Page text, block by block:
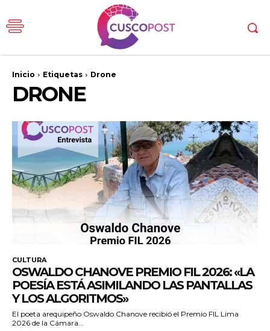
Inicio Etiquetas Drone
DRONE
CULTURA
OSWALDO CHANOVE PREMIO FIL 2026: «LA
POESÍA ESTÁ ASIMILANDO LAS PANTALLAS
Y LOS ALGORITMOS»
El poeta arequipeño Oswaldo Chanove recibió el Premio FIL Lima
2026 de la Cámara...